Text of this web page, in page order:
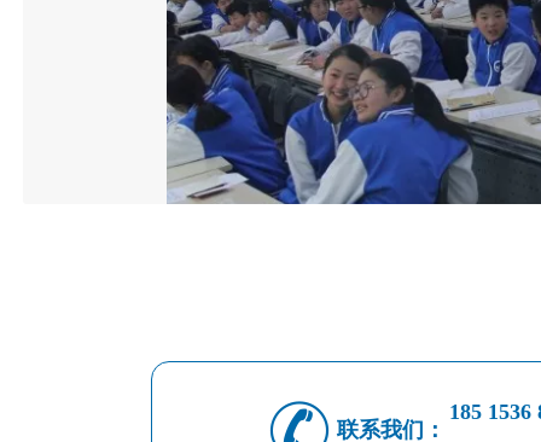
联系我们：
185 1536